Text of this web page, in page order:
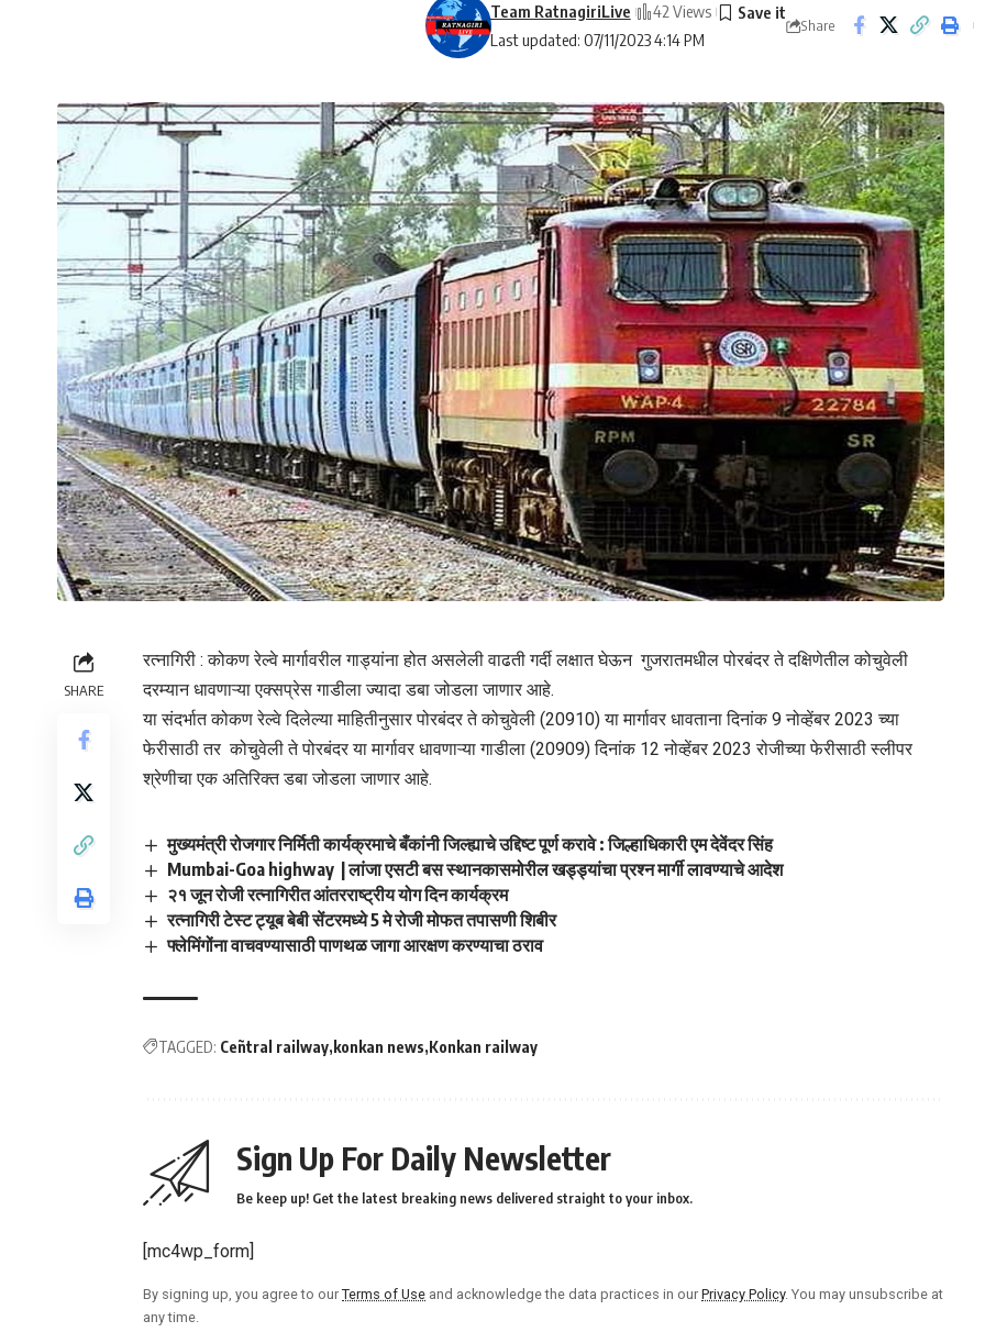
Last updated: 07/11/2023 4:14 PM
Team RatnagiriLive 42 Views
Share
SHARE
रत्नागिरी : कोकण रेल्वे मार्गावरील गाड्यांना होत असलेली वाढती गर्दी लक्षात घेऊन गुजरातमधील पोरबंदर ते दक्षिणेतील कोचुवेली
दरम्यान धावणाऱ्या एक्सप्रेस गाडीला ज्यादा डबा जोडला जाणार आहे.
या संदर्भात कोकण रेल्वे दिलेल्या माहितीनुसार पोरबंदर ते कोचुवेली (20910) या मार्गावर धावताना दिनांक 9 नोव्हेंबर 2023 च्या
फेरीसाठी तर कोचुवेली ते पोरबंदर या मार्गावर धावणाऱ्या गाडीला (20909) दिनांक 12 नोव्हेंबर 2023 रोजीच्या फेरीसाठी स्लीपर
श्रेणीचा एक अतिरिक्त डबा जोडला जाणार आहे.
मुख्यमंत्री रोजगार निर्मिती कार्यक्रमाचे बँकांनी जिल्ह्याचे उद्दिष्ट पूर्ण करावे : जिल्हाधिकारी एम देवेंदर सिंह
Mumbai-Goa highway | लांजा एसटी बस स्थानकासमोरील खड्ड्यांचा प्रश्न मार्गी लावण्याचे आदेश
२१ जून रोजी रत्नागिरीत आंतरराष्ट्रीय योग दिन कार्यक्रम
रत्नागिरी टेस्ट ट्यूब बेबी सेंटरमध्ये 5 मे रोजी मोफत तपासणी शिबीर
फ्लेमिंगोंना वाचवण्यासाठी पाणथळ जागा आरक्षण करण्याचा ठराव
TAGGED: Ceñtral railway konkan news Konkan railway
Sign Up For Daily Newsletter
Be keep up! Get the latest breaking news delivered straight to your inbox.
[mc4wp_form]
By signing up, you agree to our Terms of Use and acknowledge the data practices in our Privacy Policy. You may unsubscribe at
any time.